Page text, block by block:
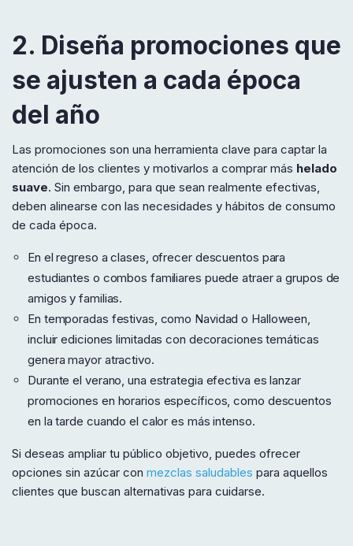
2. Diseña promociones que
se ajusten a cada época
del año
Las promociones son una herramienta clave para captar la
atención de los clientes y motivarlos a comprar más helado
suave. Sin embargo, para que sean realmente efectivas,
deben alinearse con las necesidades y hábitos de consumo
de cada época.
En el regreso a clases, ofrecer descuentos para
estudiantes o combos familiares puede atraer a grupos de
amigos y familias.
En temporadas festivas, como Navidad o Halloween,
incluir ediciones limitadas con decoraciones temáticas
genera mayor atractivo.
Durante el verano, una estrategia efectiva es lanzar
promociones en horarios específicos, como descuentos
en la tarde cuando el calor es más intenso.
Si deseas ampliar tu público objetivo, puedes ofrecer
opciones sin azúcar con mezclas saludables para aquellos
clientes que buscan alternativas para cuidarse.